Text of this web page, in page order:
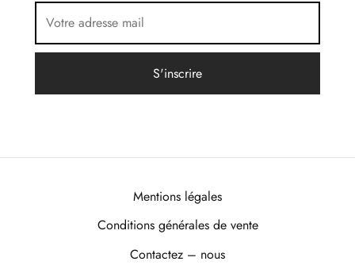
Mentions légales
Conditions générales de vente
Contactez – nous